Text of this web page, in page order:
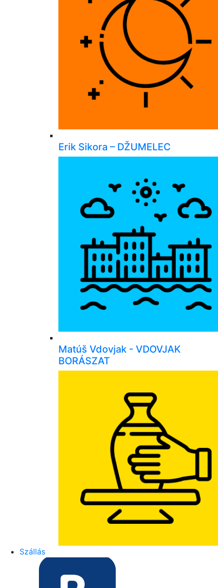
Erik Sikora – DŽUMELEC
Matúš Vdovjak - VDOVJAK
BORÁSZAT
Szállás